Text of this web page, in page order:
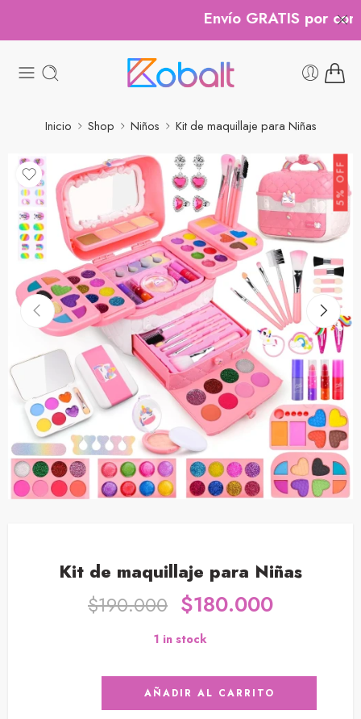
Envío GRATIS por
Inicio Shop Niños Kit de maquillaje para Niñas
5% OFF
Kit de maquillaje para Niñas
$190.000 $180.000
1 in stock
AÑADIR AL CARRITO